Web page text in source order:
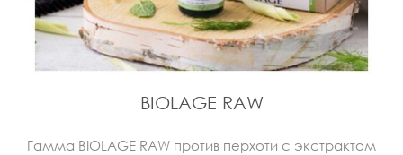
BIOLAGE RAW
Гамма BIOLAGE RAW против перхоти с экстрактом